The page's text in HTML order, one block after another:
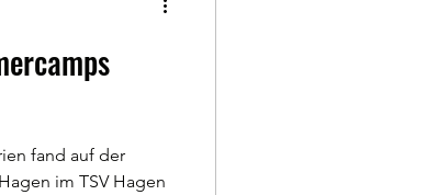
fand auf der
im TSV Hagen